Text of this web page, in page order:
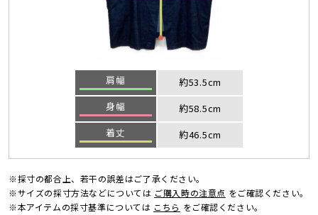
肩幅
約53.5cm
身幅
約58.5cm
着丈
約46.5cm
※採寸の都合上、若干の誤差はご了承ください。
※サイズの採寸方法などについては ご購入時の注意点 をご確認ください。
※本アイテムの採寸基準については こちら をご確認ください。